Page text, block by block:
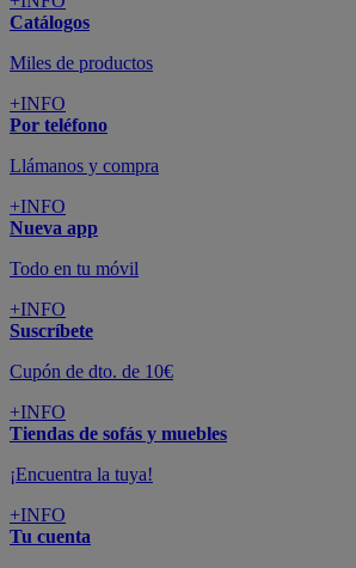
Catálogos
Miles de productos
+INFO
Por teléfono
Llámanos y compra
+INFO
Nueva app
Todo en tu móvil
+INFO
Suscríbete
Cupón de dto. de 10€
+INFO
Tiendas de sofás y muebles
¡Encuentra la tuya!
+INFO
Tu cuenta